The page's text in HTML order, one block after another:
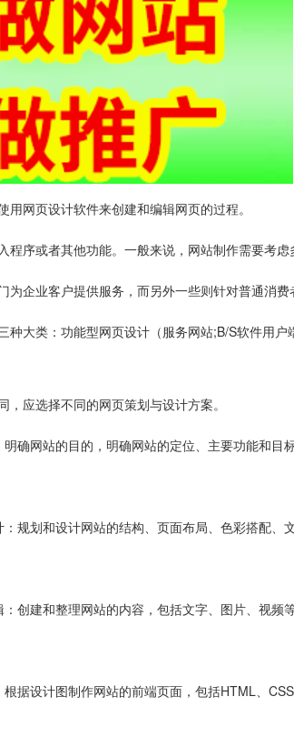
用网页设计软件来创建和编辑网页的过程。
程序或者其他功能。一般来说，网站制作需要考
为企业客户提供服务，而另外一些则针对普通消费
种大类：功能型网页设计（服务网站;B/S软件用
，应选择不同的网页策划与设计方案。
确网站的目的，明确网站的定位、主要功能和目标
规划和设计网站的结构、页面布局、色彩搭配、
创建和整理网站的内容，包括文字、图片、视频
据设计图制作网站的前端页面，包括HTML、CSS